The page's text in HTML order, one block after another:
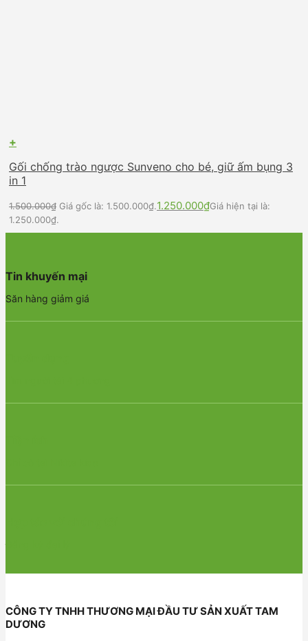
+
Gối chống trào ngược Sunveno cho bé, giữ ấm bụng 3
in 1
1.500.000₫ Giá gốc là: 1.500.000₫.1.250.000₫Giá hiện tại là:
1.250.000₫.
Tin khuyến mại
Săn hàng giảm giá
CÔNG TY TNHH THƯƠNG MẠI ĐẦU TƯ SẢN XUẤT TAM
DƯƠNG